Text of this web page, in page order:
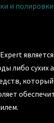
либо
и полировки